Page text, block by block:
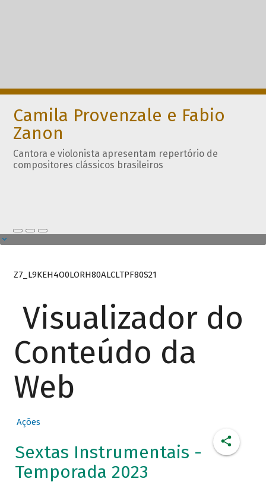
Camila Provenzale e Fabio
Zanon
Cantora e violonista apresentam repertório de
compositores clássicos brasileiros
Z7_L9KEH4O0LORH80ALCLTPF80S21
Visualizador do
Conteúdo da
Web
Ações
Sextas Instrumentais -
Temporada 2023